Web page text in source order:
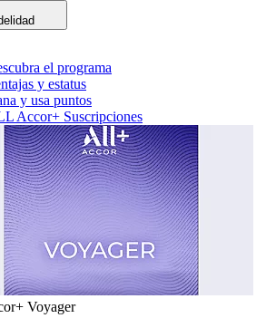
el programa
y estatus
y usa puntos
Accor+ Suscripciones
Voyager